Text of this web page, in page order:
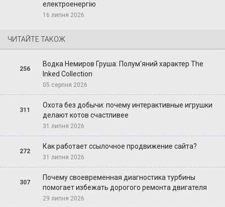
електроенергію
16 липня 2026
ЧИТАЙТЕ ТАКОЖ
256
Водка Немиров Груша: Полум'яний характер The
Inked Collection
05 серпня 2026
311
Охота без добычи: почему интерактивные игрушки
делают котов счастливее
31 липня 2026
272
Как работает ссылочное продвижение сайта?
31 липня 2026
307
Почему своевременная диагностика турбины
помогает избежать дорогого ремонта двигателя
29 липня 2026